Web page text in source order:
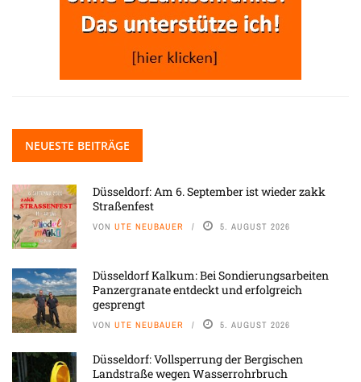
NEUESTE BEITRÄGE
Düsseldorf: Am 6. September ist wieder zakk
Straßenfest
VON UTE NEUBAUER 5. AUGUST 2026
Düsseldorf Kalkum: Bei Sondierungsarbeiten
Panzergranate entdeckt und erfolgreich
gesprengt
VON UTE NEUBAUER 5. AUGUST 2026
Düsseldorf: Vollsperrung der Bergischen
Landstraße wegen Wasserrohrbruch